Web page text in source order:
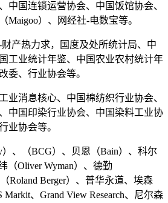
中国连锁运营协会、中国饭馆协会、
Maigoo）、网经社-电数宝等。
热力求，国度及处所统计局、中
工业统计年鉴、中国农业农村统计年
委、行业协会等。
消息核心、中国棉纺织行业协会、
中国印染行业协会、中国染料工业协
业协会等。
、（BCG）、贝恩（Bain）、科尔
（Oliver Wyman）、德勤
Roland Berger）、普华永道、埃森
、Grand View Research、尼尔森